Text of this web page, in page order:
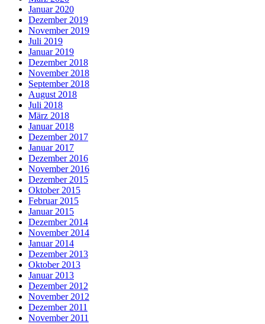
Januar 2020
Dezember 2019
November 2019
Juli 2019
Januar 2019
Dezember 2018
November 2018
September 2018
August 2018
Juli 2018
März 2018
Januar 2018
Dezember 2017
Januar 2017
Dezember 2016
November 2016
Dezember 2015
Oktober 2015
Februar 2015
Januar 2015
Dezember 2014
November 2014
Januar 2014
Dezember 2013
Oktober 2013
Januar 2013
Dezember 2012
November 2012
Dezember 2011
November 2011